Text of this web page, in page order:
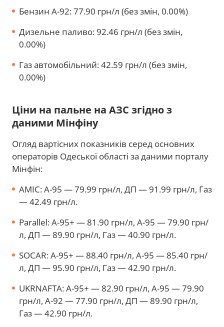
Бензин А-92: 77.90 грн/л (без змін, 0.00%)
Дизельне паливо: 92.46 грн/л (без змін,
0.00%)
Газ автомобільний: 42.59 грн/л (без змін,
0.00%)
Ціни на пальне на АЗС згідно з
даними Мінфіну
Огляд вартісних показників серед основних
операторів Одеської області за даними порталу
Мінфін:
AMIC: А-95 — 79.99 грн/л, ДП — 91.99 грн/л, Газ
— 42.49 грн/л.
Parallel: А-95+ — 81.90 грн/л, А-95 — 79.90 грн/
л, ДП — 89.90 грн/л, Газ — 40.90 грн/л.
SOCAR: А-95+ — 88.40 грн/л, А-95 — 85.40 грн/
л, ДП — 95.90 грн/л, Газ — 42.90 грн/л.
UKRNAFTA: А-95+ — 82.90 грн/л, А-95 — 79.90
грн/л, А-92 — 77.90 грн/л, ДП — 89.90 грн/л,
Газ — 42.90 грн/л.